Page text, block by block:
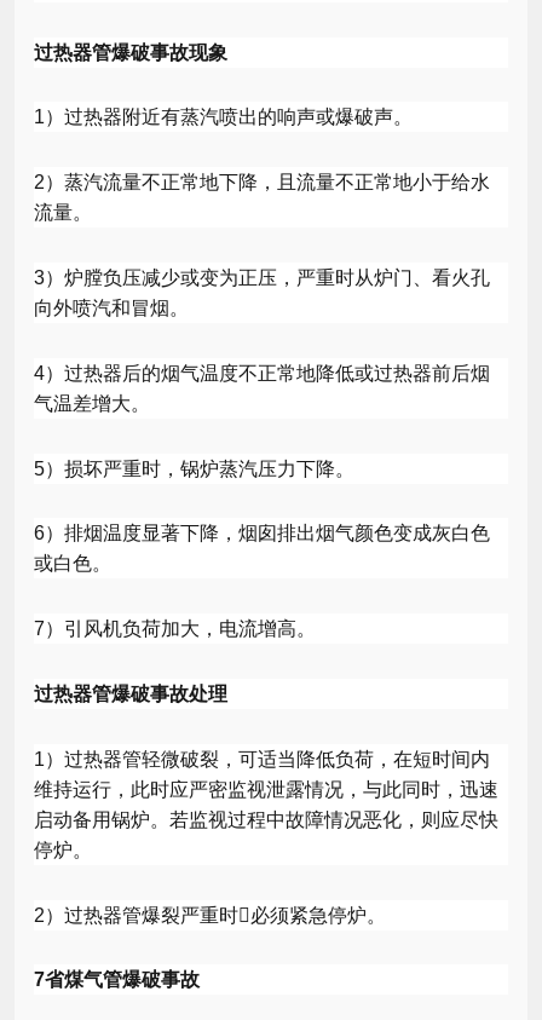
过热器管爆破事故现象
1）过热器附近有蒸汽喷出的响声或爆破声。
2）蒸汽流量不正常地下降，且流量不正常地小于给水
流量。
3）炉膛负压减少或变为正压，严重时从炉门、看火孔
向外喷汽和冒烟。
4）过热器后的烟气温度不正常地降低或过热器前后烟
气温差增大。
5）损坏严重时，锅炉蒸汽压力下降。
6）排烟温度显著下降，烟囱排出烟气颜色变成灰白色
或白色。
7）引风机负荷加大，电流增高。
过热器管爆破事故处理
1）过热器管轻微破裂，可适当降低负荷，在短时间内
维持运行，此时应严密监视泄露情况，与此同时，迅速
启动备用锅炉。若监视过程中故障情况恶化，则应尽快
停炉。
2）过热器管爆裂严重时必须紧急停炉。
7省煤气管爆破事故